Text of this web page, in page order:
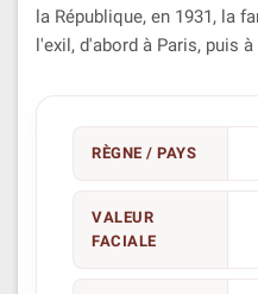
la République, en 1931, la
l'exil, d'abord à Paris, puis à
RÈGNE / PAYS
VALEUR
FACIALE